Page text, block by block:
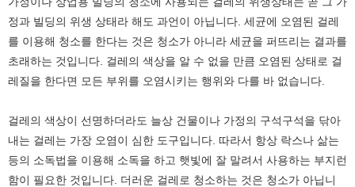
정과 빌딩의 위생 상태라 해도 과언이 아닙니다. 세균에 오염된 걸레
를 이용해 청소를 한다는 것은 청소가 아니라 세균을 퍼뜨리는 결과를
초래하는 것입니다. 걸레의 색상을 알 수 없을 만큼 오염된 상태로 걸
레질을 한다면 모든 부위를 오염시키는 행위와 다를 바 없습니다.
걸레의 색상이 선명하더라도 늘상 건물이나 가정의 구석구석을 닦아
내는 걸레는 가장 오염이 심한 도구입니다. 따라서 항상 락스나 삶는
등의 소독법을 이용해 소독을 하고 햇빛에 잘 말려서 사용하는 부지런
함이 필요한 것입니다. 더러운 걸레로 청소하는 것은 청소가 아닙니